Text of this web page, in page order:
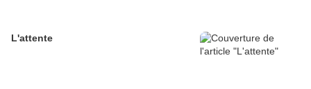
L'attente